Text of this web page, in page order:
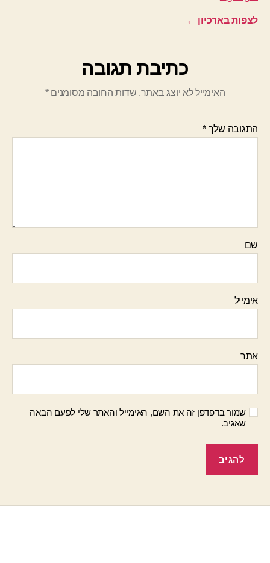
לצפות בארכיון ←
כתיבת תגובה
האימייל לא יוצג באתר. שדות החובה מסומנים*
התגובה שלך*
שם
אימייל
אתר
שמור בדפדפן זה את השם, האימייל והאתר שלי לפעם הבאה
שאגיב.